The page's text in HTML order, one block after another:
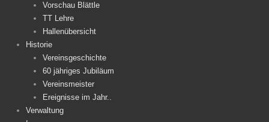
Vorschau Blättle
TT Lehre
Hallenübersicht
Historie
Vereinsgeschichte
60 jähriges Jubiläum
Vereinsmeister
Ereignisse im Jahr..
Verwaltung